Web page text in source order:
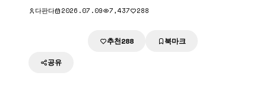
다판다 2026.07.09 7,437 288
추천288 북마크
공유